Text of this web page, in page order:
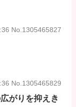
No.1305465827
No.1305465829
がりを抑えき